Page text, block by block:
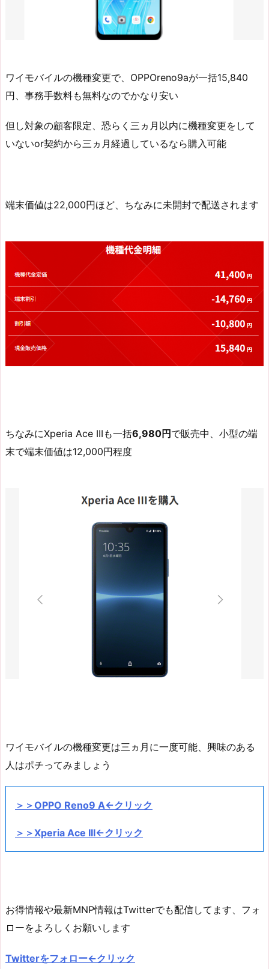
ワイモバイルの機種変更で、OPPOreno9aが一括15,840
円、事務手数料も無料なのでかなり安い
但し対象の顧客限定、恐らく三ヵ月以内に機種変更をして
いないor契約から三ヵ月経過しているなら購入可能
端末価値は22,000円ほど、ちなみに未開封で配送されます
ちなみにXperia Ace IIIも一括6,980円 で販売中、小型の端
末で端末価値は12,000円程度
ワイモバイルの機種変更は三ヵ月に一度可能、興味のある
人はポチってみましょう
＞＞OPPO Reno9 A←クリック
＞＞Xperia Ace III←クリック
お得情報や最新MNP情報はTwitterでも配信してます、フォ
ローをよろしくお願いします
Twitterをフォロー←クリック